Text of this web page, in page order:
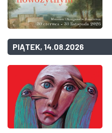
PIĄTEK, 14.08.2026